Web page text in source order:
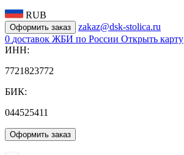
RUB
Оформить заказ
zakaz@dsk-stolica.ru
0 доставок ЖБИ по России Открыть карту
ИНН:
7721823772
БИК:
044525411
Оформить заказ